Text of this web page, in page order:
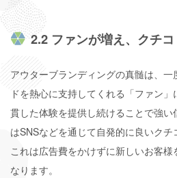
2.2 ファンが増え、クチ
アウターブランディングの真髄は、
ドを熱心に支持してくれる「ファン
貫した体験を提供し続けることで強
はSNSなどを通じて自発的に良いク
これは広告費をかけずに新しいお客様
なります。